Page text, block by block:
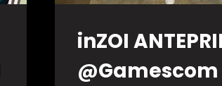
inZOI
@Gamescom